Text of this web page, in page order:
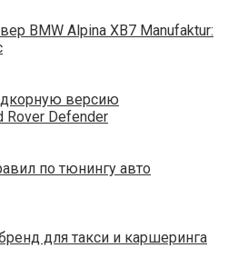
BMW Alpina XB7 Manufaktur:
версию
Rover Defender
по тюнингу авто
для такси и каршеринга